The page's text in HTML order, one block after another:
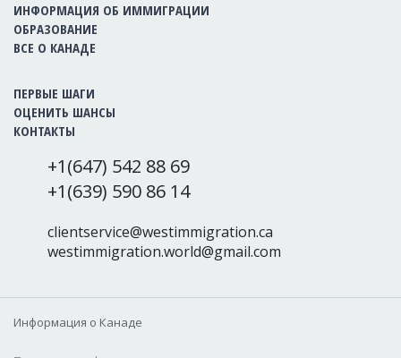
ИНФОРМАЦИЯ ОБ ИММИГРАЦИИ
ОБРАЗОВАНИЕ
ВСЕ О КАНАДЕ
ПЕРВЫЕ ШАГИ
ОЦЕНИТЬ ШАНСЫ
КОНТАКТЫ
+1(647) 542 88 69
+1(639) 590 86 14
clientservice@westimmigration.ca
westimmigration.world@gmail.com
Информация о Канаде